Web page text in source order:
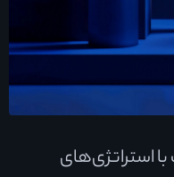
استراتژی‌های